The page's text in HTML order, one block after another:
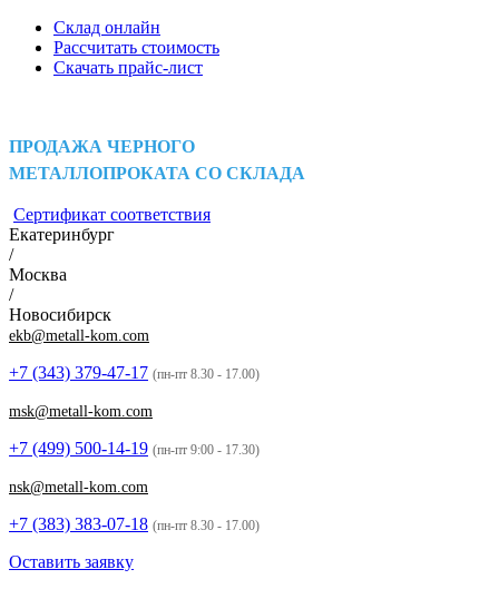
Склад онлайн
Рассчитать стоимость
Скачать прайс-лист
ПРОДАЖА ЧЕРНОГО
МЕТАЛЛОПРОКАТА СО СКЛАДА
Сертификат соответствия
Екатеринбург
/
Москва
/
Новосибирск
ekb@metall-kom.com
+7 (343) 379-47-17 (пн-пт 8.30 - 17.00)
msk@metall-kom.com
+7 (499) 500-14-19 (пн-пт 9:00 - 17.30)
nsk@metall-kom.com
+7 (383) 383-07-18 (пн-пт 8.30 - 17.00)
Оставить заявку